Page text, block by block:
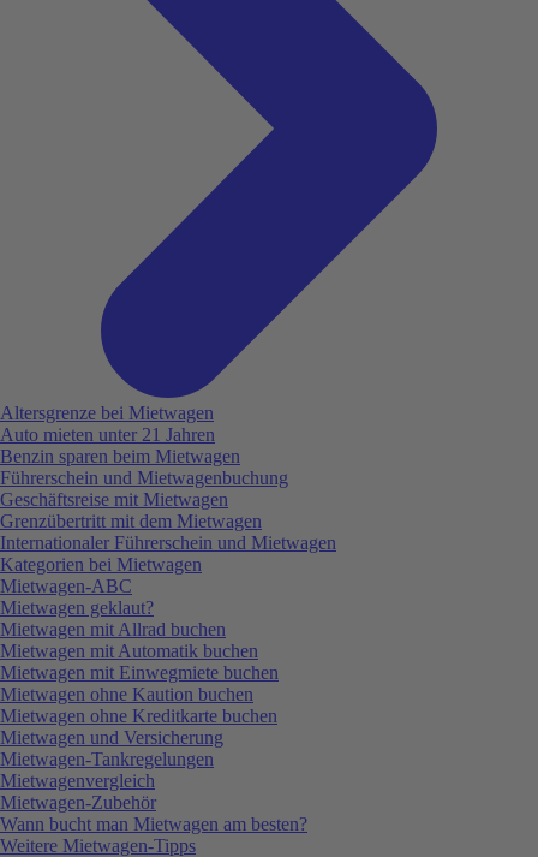
Altersgrenze bei Mietwagen
Auto mieten unter 21 Jahren
Benzin sparen beim Mietwagen
Führerschein und Mietwagenbuchung
Geschäftsreise mit Mietwagen
Grenzübertritt mit dem Mietwagen
Internationaler Führerschein und Mietwagen
Kategorien bei Mietwagen
Mietwagen-ABC
Mietwagen geklaut?
Mietwagen mit Allrad buchen
Mietwagen mit Automatik buchen
Mietwagen mit Einwegmiete buchen
Mietwagen ohne Kaution buchen
Mietwagen ohne Kreditkarte buchen
Mietwagen und Versicherung
Mietwagen-Tankregelungen
Mietwagenvergleich
Mietwagen-Zubehör
Wann bucht man Mietwagen am besten?
Weitere Mietwagen-Tipps